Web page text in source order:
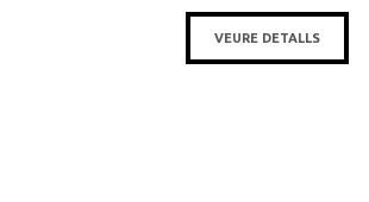
VEURE DETALLS